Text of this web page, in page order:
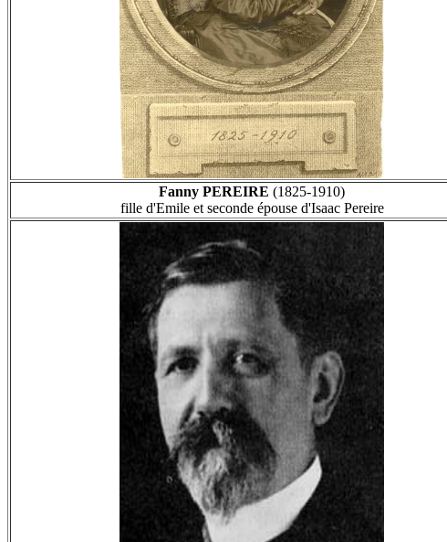
Fanny PEREIRE (1825-1910)
fille d'Emile et seconde épouse d'Isaac Pereire